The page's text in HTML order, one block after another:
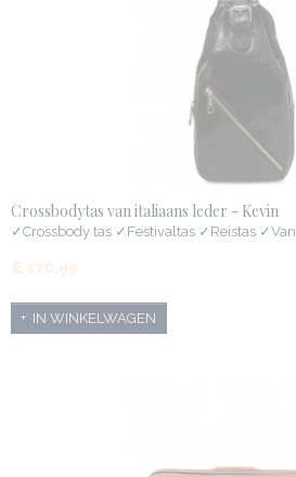
Crossbodytas van italiaans leder - Kevin
✓Crossbody tas ✓Festivaltas ✓Reistas
€ 170,99
IN WINKELWAGEN